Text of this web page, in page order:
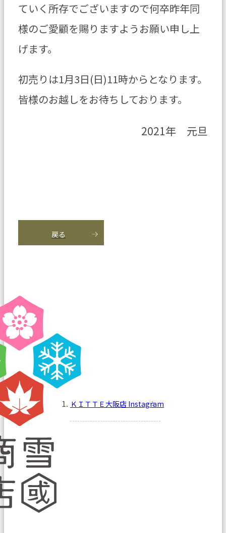
ていく所存でございますので何卒昨年同
様のご愛顧を賜りますようお願い申し上
げます。
初売りは1月3日(日)11時からとなります。
皆様のお越しをお待ちしております。
2021年 元旦
戻る
ＫＩＴＴＥ大阪店 Instagram